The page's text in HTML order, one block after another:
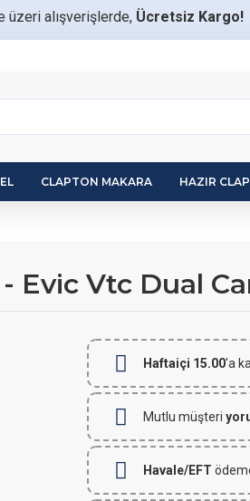
üzeri alışverişlerde, Ücretsiz Kargo!
CLAPTON MAKARA HAZIR
Evic Vtc Dual
Haftaiçi 15.00'a
Mutlu müşteri
Havale/EFT